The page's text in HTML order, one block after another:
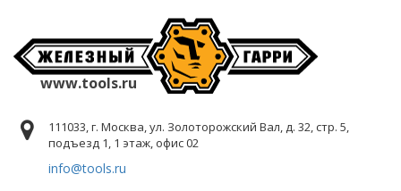
www.tools.ru
111033, г. Москва, ул. Золоторожский Вал, д. 32, стр. 5,
подъезд 1, 1 этаж, офис 02
info@tools.ru